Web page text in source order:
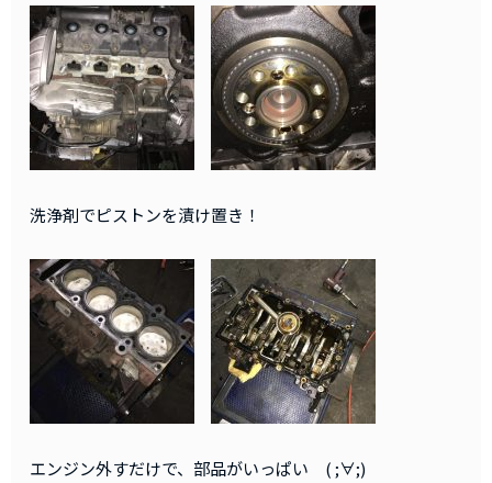
洗浄剤でピストンを漬け置き！
エンジン外すだけで、部品がいっぱい ( ;∀;)